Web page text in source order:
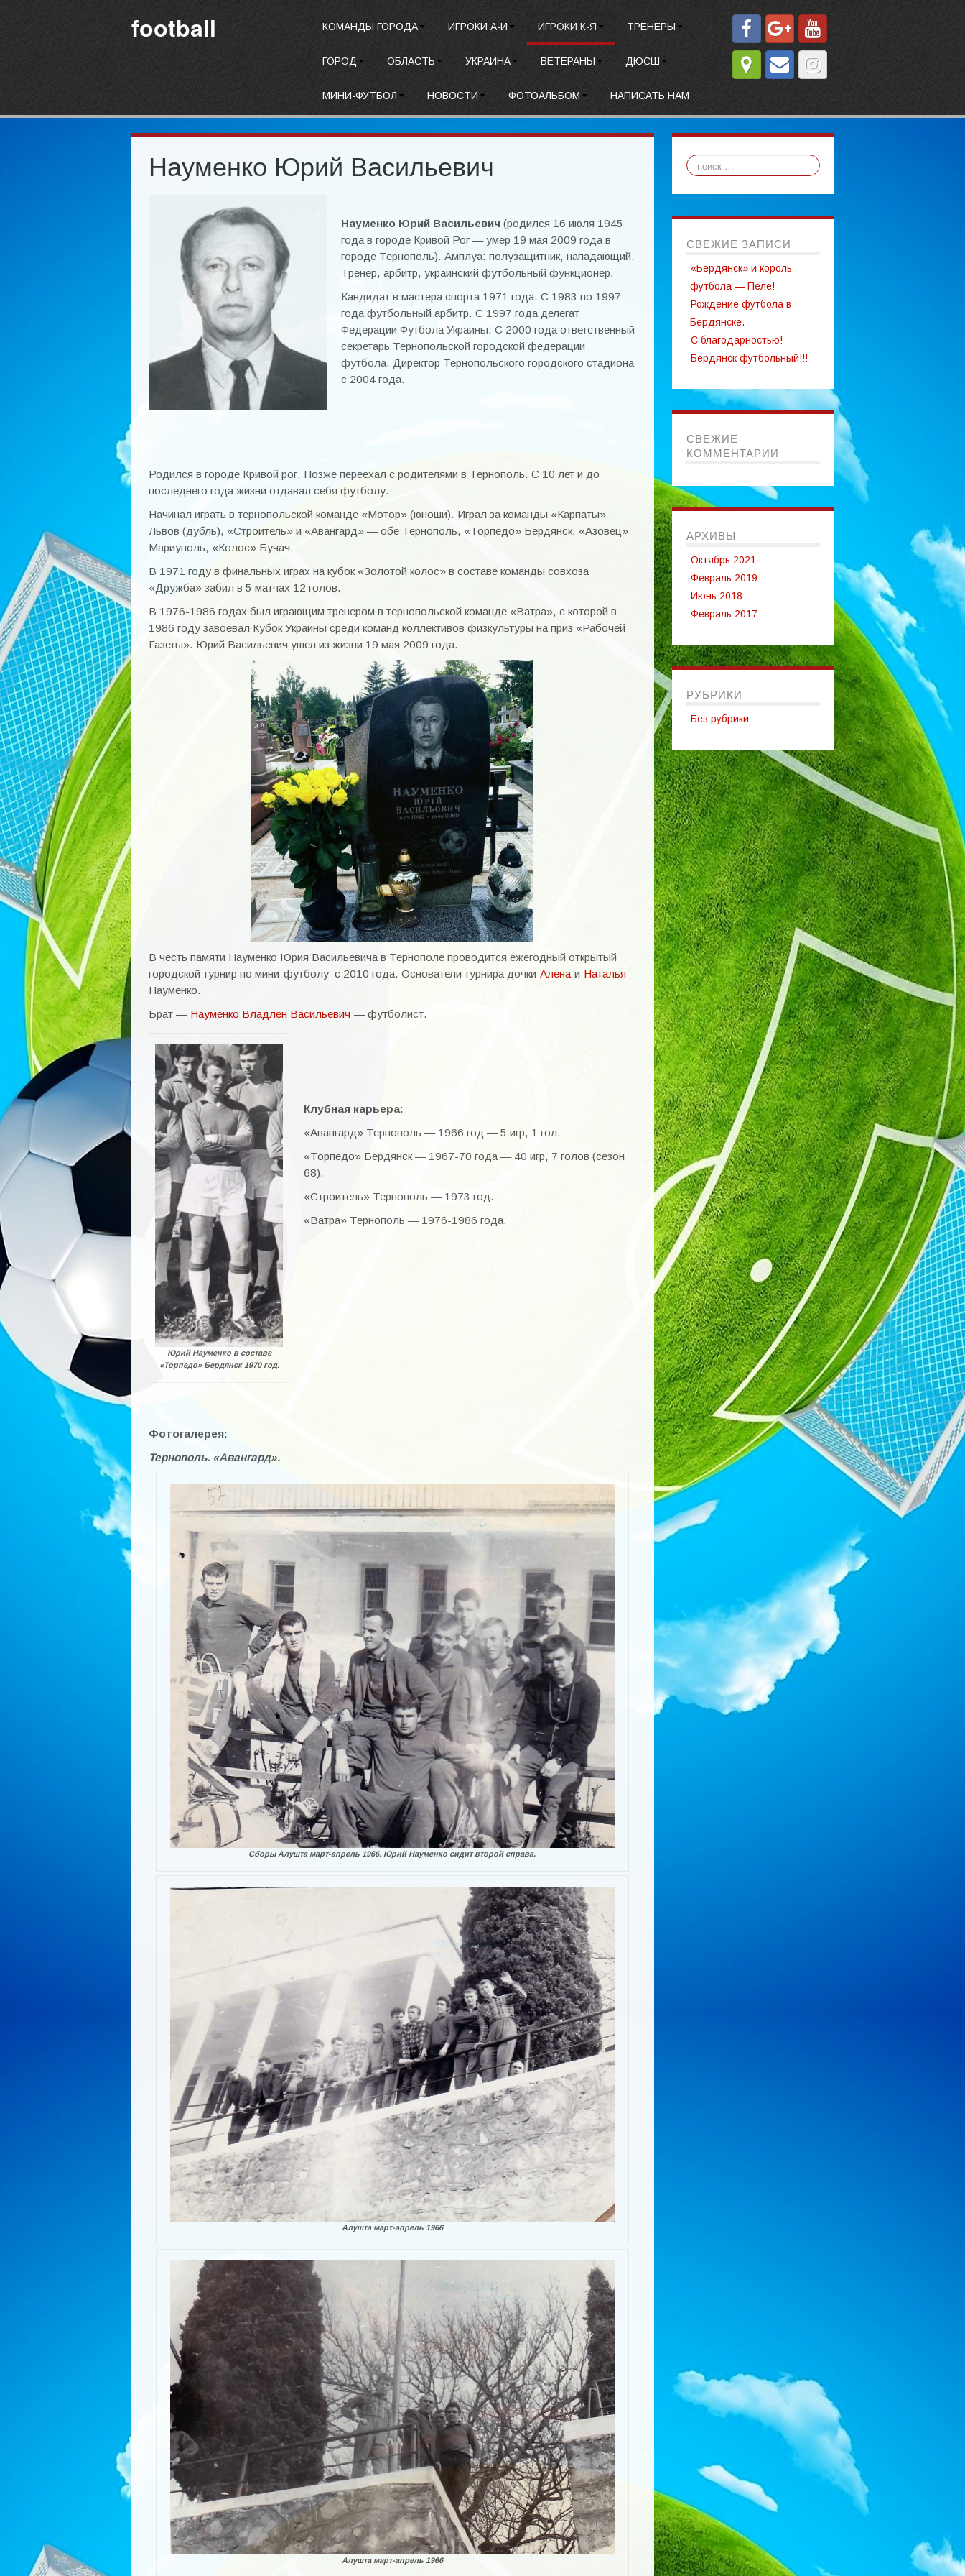
football КОМАНДЫ ГОРОДА ИГРОКИ А-И ИГРОКИ К-Я ТРЕНЕРЫ
ГОРОД ОБЛАСТЬ УКРАИНА ВЕТЕРАНЫ ДЮСШ
МИНИ-ФУТБОЛ НОВОСТИ ФОТОАЛЬБОМ НАПИСАТЬ НАМ
Науменко Юрий Васильевич
Науменко Юрий Васильевич (родился 16 июля 1945
года в городе Кривой Рог — умер 19 мая 2009 года в
городе Тернополь). Амплуа: полузащитник, нападающий.
Тренер, арбитр, украинский футбольный функционер.
Кандидат в мастера спорта 1971 года. С 1983 по 1997
года футбольный арбитр. С 1997 года делегат
Федерации Футбола Украины. С 2000 года ответственный
секретарь Тернопольской городской федерации
футбола. Директор Тернопольского городского стадиона
с 2004 года.
Родился в городе Кривой рог. Позже переехал с родителями в Тернополь. С 10 лет и до
последнего года жизни отдавал себя футболу.
Начинал играть в тернопольской команде «Мотор» (юноши). Играл за команды «Карпаты»
Львов (дубль), «Строитель» и «Авангард» — обе Тернополь, «Торпедо» Бердянск, «Азовец»
Мариуполь, «Колос» Бучач.
В 1971 году в финальных играх на кубок «Золотой колос» в составе команды совхоза
«Дружба» забил в 5 матчах 12 голов.
В 1976-1986 годах был играющим тренером в тернопольской команде «Ватра», с которой в
1986 году завоевал Кубок Украины среди команд коллективов физкультуры на приз «Рабочей
Газеты». Юрий Васильевич ушел из жизни 19 мая 2009 года.
В честь памяти Науменко Юрия Васильевича в Тернополе проводится ежегодный открытый
городской турнир по мини-футболу с 2010 года. Основатели турнира дочки Алена и Наталья
Науменко.
Брат — Науменко Владлен Васильевич — футболист.
Юрий Науменко в составе
«Торпедо» Бердянск 1970 год.
Клубная карьера:
«Авангард» Тернополь — 1966 год — 5 игр, 1 гол.
«Торпедо» Бердянск — 1967-70 года — 40 игр, 7 голов (сезон
68).
«Строитель» Тернополь — 1973 год.
«Ватра» Тернополь — 1976-1986 года.
Фотогалерея:
Тернополь. «Авангард».
Сборы Алушта март-апрель 1966. Юрий Науменко сидит второй справа.
Алушта март-апрель 1966
Алушта март-апрель 1966
СВЕЖИЕ ЗАПИСИ
«Бердянск» и король
футбола — Пеле!
Рождение футбола в
Бердянске.
С благодарностью!
Бердянск футбольный!!!
СВЕЖИЕ
КОММЕНТАРИИ
АРХИВЫ
Октябрь 2021
Февраль 2019
Июнь 2018
Февраль 2017
РУБРИКИ
Без рубрики